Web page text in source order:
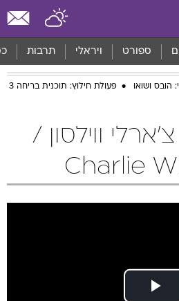
ספורט ויראלי תרבות
הובס ושואו פעולת חילוץ: תוכנית בריחה 3
ווילסון /
Charlie